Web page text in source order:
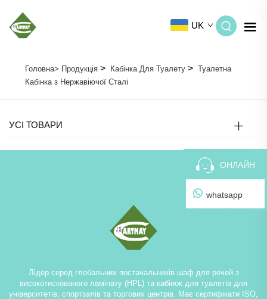
UK
Головна> Продукція> Кабінка Для Туалету> Туалетна
Кабінка з Нержавіючої Сталі
УСІ ТОВАРИ
ОНЛАЙН
whatsapp
Лідер серед глобальних постачальників шаф для речей з
високотискованого ламінату (HPL) та кабінок для туалетів для
університетів, спортзалів та торгових центрів. Має сертифікати ISO,